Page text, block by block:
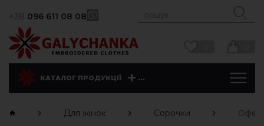
+38 096 611 08 08
КАТАЛОГ ПРОДУКЦІЇ ...
Для жінок Сорочки